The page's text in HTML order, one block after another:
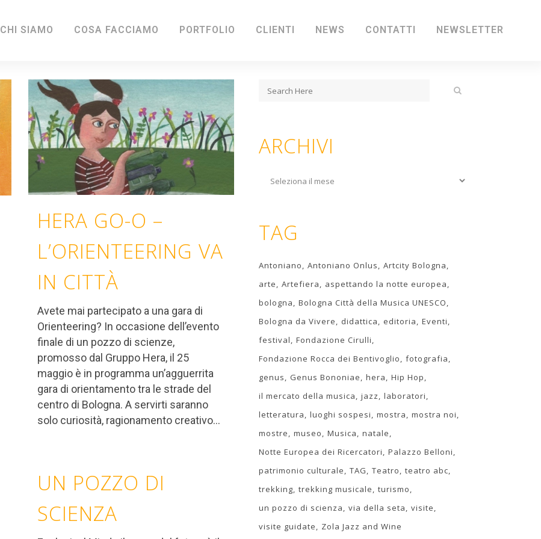
CHI SIAMO COSA FACCIAMO PORTFOLIO CLIENTI NEWS CONTATTI NEWSLETTER
HERA GO-O –
L’ORIENTEERING VA
IN CITTÀ
Avete mai partecipato a una gara di
Orienteering? In occasione dell’evento
finale di un pozzo di scienze,
promosso dal Gruppo Hera, il 25
maggio è in programma un’agguerrita
gara di orientamento tra le strade del
centro di Bologna. A servirti saranno
solo curiosità, ragionamento creativo...
UN POZZO DI
SCIENZA
ARCHIVI
Archivi
TAG
Antoniano Antoniano Onlus
Artcity Bologna
arte
Artefiera
aspettando la notte europea
bologna
Bologna Città della Musica UNESCO
Bologna da Vivere
didattica editoria
Eventi
festival
Fondazione Cirulli
Fondazione Rocca dei Bentivoglio
fotografia
genus
Genus Bononiae hera
Hip Hop
il mercato della musica
jazz
laboratori
letteratura
luoghi sospesi mostra
mostra noi
mostre
museo Musica
natale
Notte Europea dei Ricercatori
Palazzo Belloni
patrimonio culturale
TAG Teatro
teatro abc
trekking trekking musicale
turismo
un pozzo di scienza
via della seta
visite
visite guidate
Zola Jazz and Wine